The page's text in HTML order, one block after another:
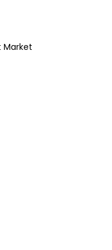
Market
Requirements